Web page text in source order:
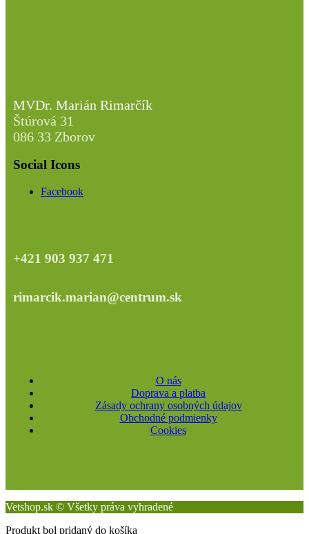
MVDr. Marián Rimarčík
Štúrová 31
086 33 Zborov
Social Icons
Facebook
+421 903 937 471
rimarcik.marian@centrum.sk
O nás
Doprava a platba
Zásady ochrany osobných údajov
Obchodné podmienky
Cookies
Vetshop.sk © Všetky práva vyhradené
Produkt bol pridaný do košíka